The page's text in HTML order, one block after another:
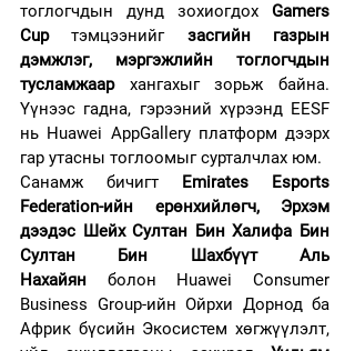
тоглогчдын дунд зохиогдох Gamers
Cup тэмцээнийг засгийн газрын
дэмжлэг, мэргэжлийн тоглогчдын
тусламжаар хангахыг зорьж байна.
Үүнээс гадна, гэрээний хүрээнд EESF
нь Huawei AppGallery платформ дээрх
гар утасны тоглоомыг сурталчлах юм.
Санамж бичигт Emirates Esports
Federation-ийн ерөнхийлөгч, Эрхэм
дээдэс Шейх Султан Бин Халифа Бин
Султан Бин Шахбүүт Аль
Нахайян болон Huawei Consumer
Business Group-ийн Ойрхи Дорнод ба
Африк бүсийн Экосистем хөгжүүлэлт,